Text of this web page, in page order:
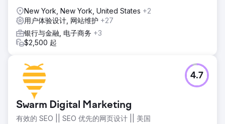
New York, New York, United States +2
用户体验设计, 网站维护 +27
银行与金融, 电子商务 +3
$2,500 起
Swarm Digital Marketing
有效的 SEO || SEO 优先的网页设计 || 美国
4.7